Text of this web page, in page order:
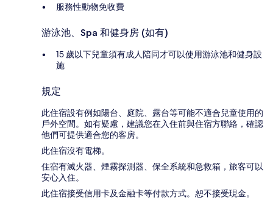
服務性動物免收費
游泳池、Spa 和健身房 (如有)
15 歲以下兒童須有成人陪同才可以使用游泳池和健身設
施
規定
此住宿設有例如陽台、庭院、露台等可能不適合兒童使用的
戶外空間。如有疑慮，建議您在入住前與住宿方聯絡，確認
他們可提供適合您的客房。
此住宿沒有電梯。
住宿有滅火器、煙霧探測器、保全系統和急救箱，旅客可以
安心入住。
此住宿接受信用卡及金融卡等付款方式。恕不接受現金。